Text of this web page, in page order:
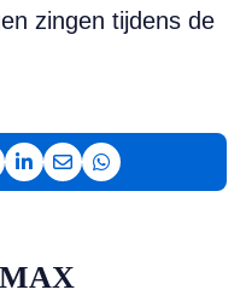
zingen tijdens de
op Facebook
Deel op LinkedIn
Deel via e-mail
Deel via